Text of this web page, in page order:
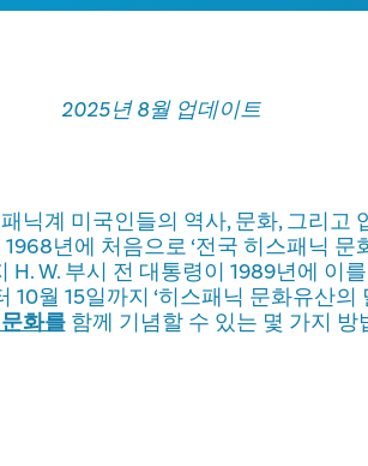
2025년 8월 업데이트
닉계 미국인들의 역사, 문화, 그리고
년에 처음으로 ‘전국 히스패닉 문
H. W. 부시 전 대통령이 1989년에 이
10월 15일까지 ‘히스패닉 문화유산의
화를함께 기념할 수 있는 몇 가지 방